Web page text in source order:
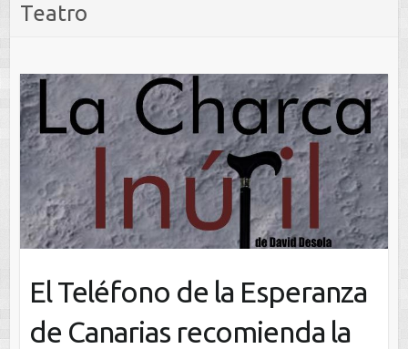
Teatro
El Teléfono de la Esperanza
de Canarias recomienda la